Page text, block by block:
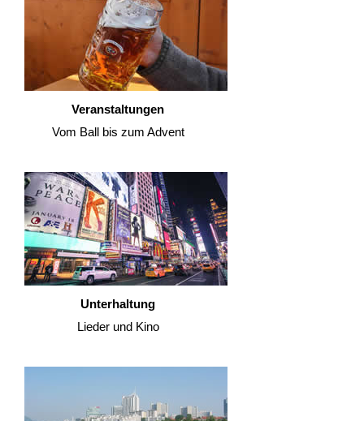
Veranstaltungen
Vom Ball bis zum Advent
Unterhaltung
Lieder und Kino